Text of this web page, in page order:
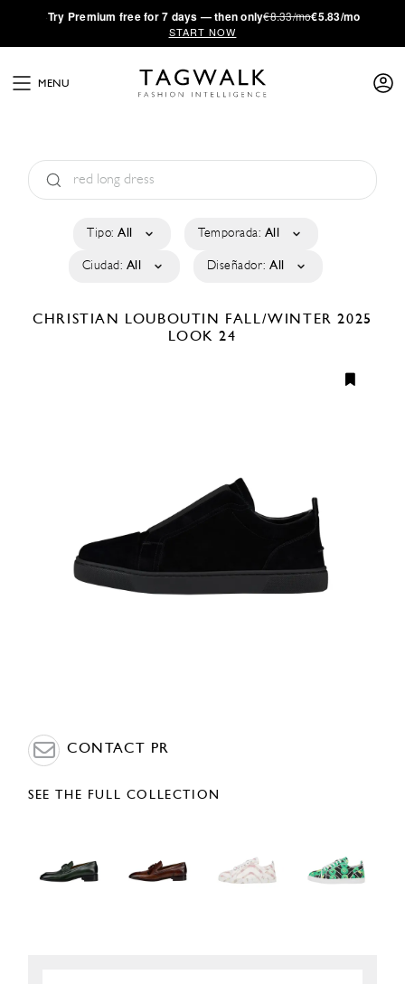
·Try Premium free for 7 days — then only€8.33/mo€5.83/mo
START NOW
MENU
Tipo: All Temporada: All
Ciudad: All Diseñador: All
CHRISTIAN LOUBOUTIN FALL/WINTER 2025
LOOK 24
CONTACT PR
SEE THE FULL COLLECTION